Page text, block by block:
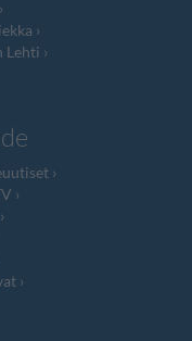
Lehti